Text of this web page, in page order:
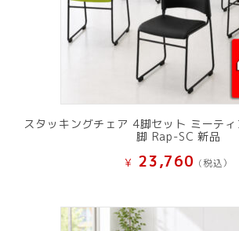
スタッキングチェア 4脚セット ミーテ
脚 Rap-SC 新品
¥ 23,760 (税込）